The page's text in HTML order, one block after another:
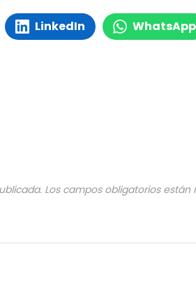
LinkedIn WhatsApp
Los campos obligatorios están